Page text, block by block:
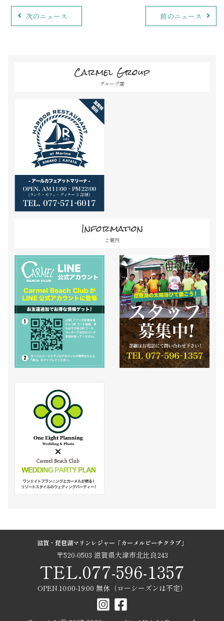
次のニュース 前のニュース
Carmel Group
グループ店
Information
ご案内
滋賀・琵琶湖マリンレジャー「カーメルビーチクラブ」
〒520-0503 滋賀県大津市北比良243
TEL.077-596-1357
OPEN.10:00-19:00 無休（ローシーズンは不定）